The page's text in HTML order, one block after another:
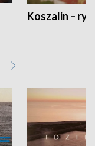
Koszalin –